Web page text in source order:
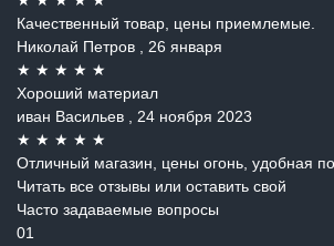
Качественный товар, цены приемлемые.
Николай Петров
, 26 января
★ ★ ★ ★ ★
Хороший материал
иван Васильев
, 24 ноября 2023
★ ★ ★ ★ ★
Отличный магазин, цены огонь, удобная
Читать все отзывы или оставить свой
Часто задаваемые вопросы
01